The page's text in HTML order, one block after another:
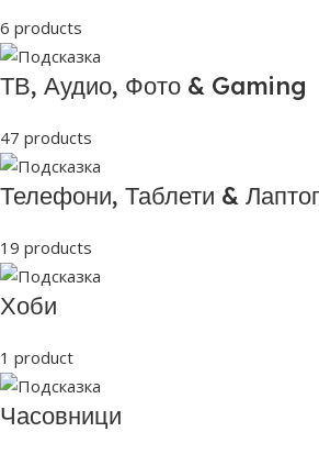
6 products
ТВ, Аудио, Фото & Gaming
47 products
Телефони, Таблети &
19 products
Хоби
1 product
Часовници